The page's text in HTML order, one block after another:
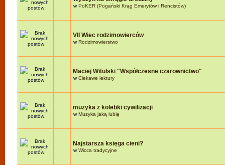
wPoKER (Pogański Krąg Emerytów i Rencistów)
VII Wiec rodzimowierców
wRodzimowierstwo
Maciej Witulski "Współczesne czarownictwo"
wCiekawe lektury
muzyka z kolebki cywilizacji
wMuzyka jaką lubię
Najstarsza księga cieni?
wWicca tradycyjne